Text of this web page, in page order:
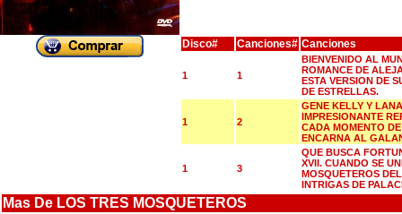
Disco# Canciones# Canciones
1 1
BIENVENIDO AL
ROMANCE DE
ESTA VERSION DE
DE ESTRELLAS.
1 2
GENE KELLY Y
IMPRESIONANTE
CADA MOMENTO
ENCARNA AL
1 3
QUE BUSCA
XVII. CUANDO SE
MOSQUETEROS
INTRIGAS DE
Mas De LOS TRES MOSQUETEROS